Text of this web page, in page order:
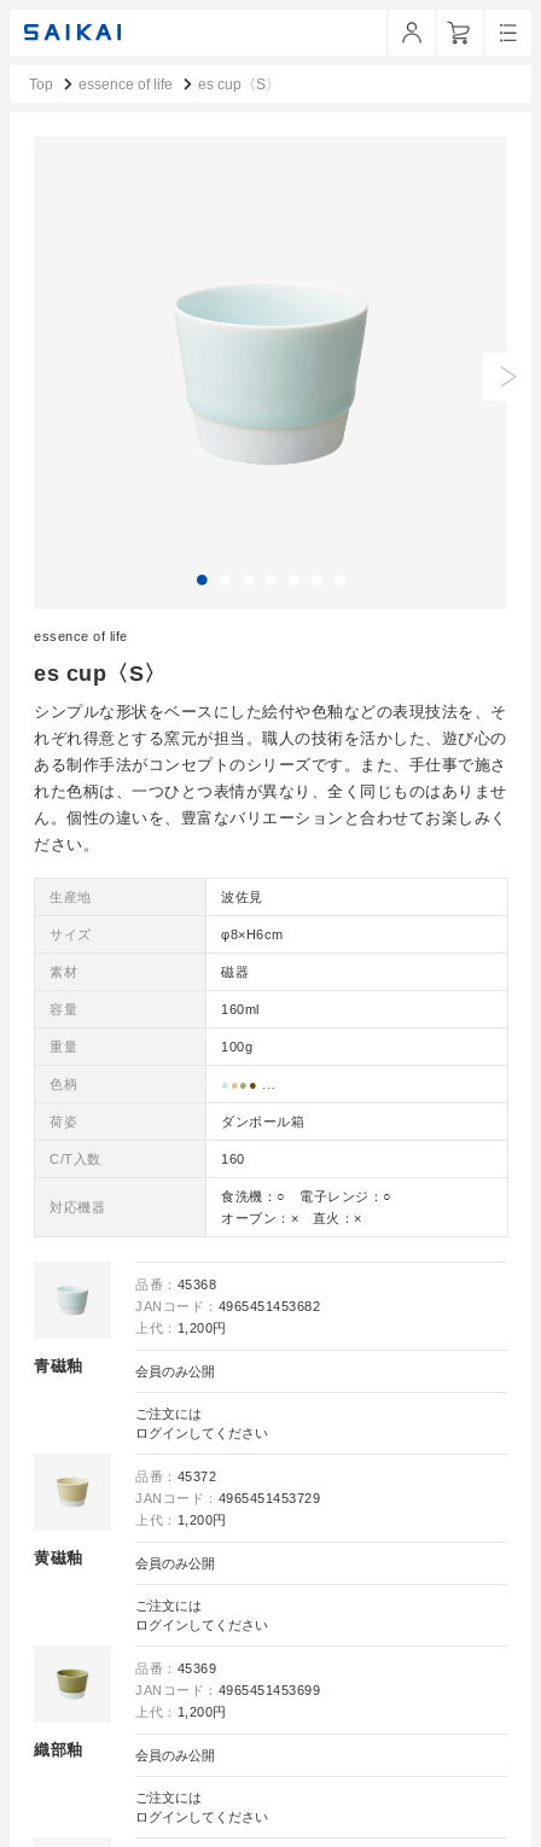
Top essence of life es cup〈S〉
es cup〈S〉
essence of life
シンプルな形状をベースにした絵付や色釉などの表現技法を、そ
れぞれ得意とする窯元が担当。職人の技術を活かした、遊び心の
ある制作手法がコンセプトのシリーズです。また、手仕事で施さ
れた色柄は、一つひとつ表情が異なり、全く同じものはありませ
ん。個性の違いを、豊富なバリエーションと合わせてお楽しみく
ださい。
生産地 波佐見
サイズ φ8×H6cm
素材 磁器
容量 160ml
重量 100g
色柄 ● ●● ●
荷姿 ダンボール箱
C/T入数 160
対応機器
食洗機：○ 電子レンジ：○
オーブン：× 直火：×
青磁釉
品番： 45368
JANコード： 4965451453682
上代： 1,200円
会員のみ公開
ご注文には
ログイン してください
黄磁釉
品番： 45372
JANコード： 4965451453729
上代： 1,200円
会員のみ公開
ご注文には
ログイン してください
織部釉
品番： 45369
JANコード： 4965451453699
上代： 1,200円
会員のみ公開
ご注文には
ログイン してください